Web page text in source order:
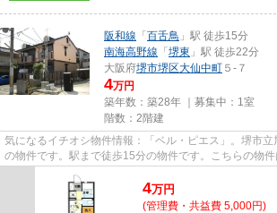
阪和線 「 百舌鳥 」駅 徒歩15分
南海高野線 「 堺東 」駅 徒歩22分
大阪府堺市堺区大仙中町 ５-７
4万円
築年数：築28年 ｜募集中： 1室
階数：2階建
気になるイチオシ物件情報：「ベル・ピエス」。堺市
の物件です。駅まで徒歩15分の物件です。こちらの物
4万円
(管理費・共益費 5,000円)